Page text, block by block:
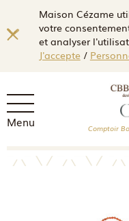
Maison Cézame
votre
et analyser
J'accepte/
Menu Comptoir